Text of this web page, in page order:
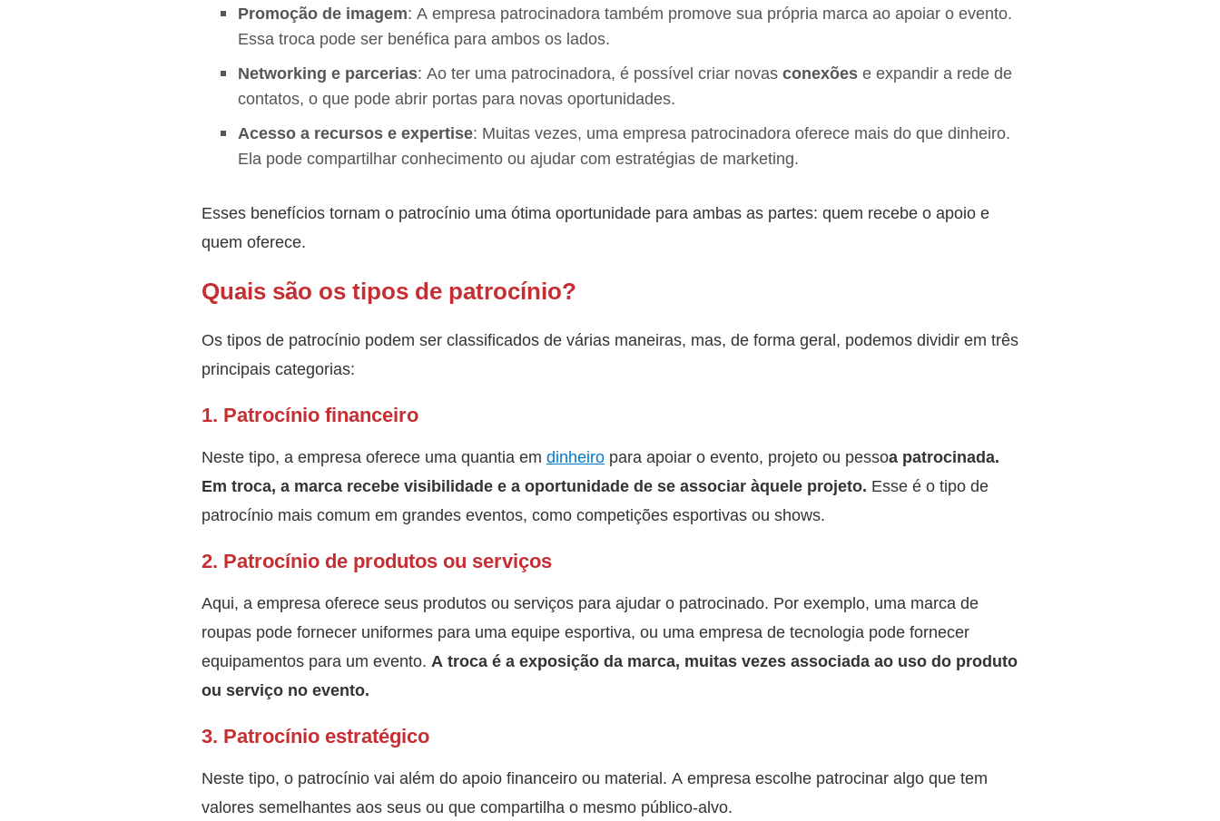
Promoção de imagem: A empresa patrocinadora também promove sua própria marca ao apoiar o evento.
Essa troca pode ser benéfica para ambos os lados.
Networking e parcerias: Ao ter uma patrocinadora, é possível criar novas conexões e expandir a rede de
contatos, o que pode abrir portas para novas oportunidades.
Acesso a recursos e expertise: Muitas vezes, uma empresa patrocinadora oferece mais do que dinheiro.
Ela pode compartilhar conhecimento ou ajudar com estratégias de marketing.
Esses benefícios tornam o patrocínio uma ótima oportunidade para ambas as partes: quem recebe o apoio e
quem oferece.
Quais são os tipos de patrocínio?
Os tipos de patrocínio podem ser classificados de várias maneiras, mas, de forma geral, podemos dividir em três
principais categorias:
1. Patrocínio financeiro
Neste tipo, a empresa oferece uma quantia em dinheiro para apoiar o evento, projeto ou pessoa patrocinada.
Em troca, a marca recebe visibilidade e a oportunidade de se associar àquele projeto. Esse é o tipo de
patrocínio mais comum em grandes eventos, como competições esportivas ou shows.
2. Patrocínio de produtos ou serviços
Aqui, a empresa oferece seus produtos ou serviços para ajudar o patrocinado. Por exemplo, uma marca de
roupas pode fornecer uniformes para uma equipe esportiva, ou uma empresa de tecnologia pode fornecer
equipamentos para um evento. A troca é a exposição da marca, muitas vezes associada ao uso do produto
ou serviço no evento.
3. Patrocínio estratégico
Neste tipo, o patrocínio vai além do apoio financeiro ou material. A empresa escolhe patrocinar algo que tem
valores semelhantes aos seus ou que compartilha o mesmo público-alvo.